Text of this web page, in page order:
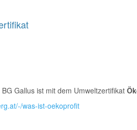
Gallus ist mit dem Umweltzertifikat
was-ist-oekoprofit